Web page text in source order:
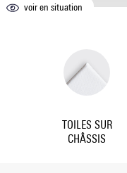
voir en situation
TOILES SUR
CHÂSSIS